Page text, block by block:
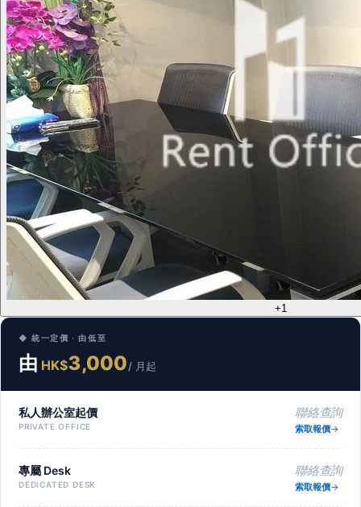
+1
◆ 統一定價 · 由低至
由 HK$3,000/ 月起
私人辦公室起價
PRIVATE OFFICE
聯絡查詢
索取報價
專屬 Desk
DEDICATED DESK
聯絡查詢
索取報價